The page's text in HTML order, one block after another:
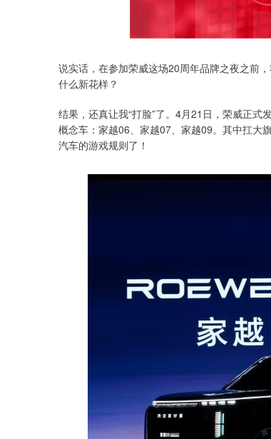
说实话，在参加荣威这场20周年品牌之夜之前
什么新花样？
结果，还真让我“打脸”了。4月21日，荣威正
概念车：家越06、家越07、家越09。其中扛大
汽车的游戏规则了！